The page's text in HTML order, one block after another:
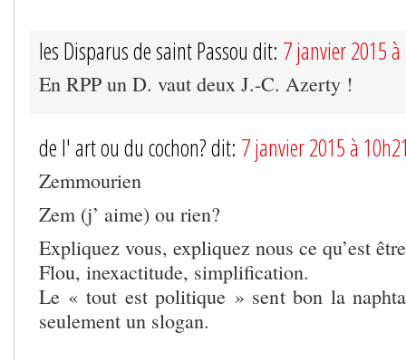
les Disparus de saint Passou dit: 7 janvier 2015
En RPP un D. vaut deux J.-C. Azerty !
de l' art ou du cochon? dit: 7 janvier 2015 à
Zemmourien
Zem (j’ aime) ou rien?
Expliquez vous, expliquez nous ce qu’est
Flou, inexactitude, simplification.
Le « tout est politique » sent bon la
seulement un slogan.